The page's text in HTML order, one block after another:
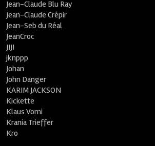
Jean-Claude Blu Ray
Jean-Claude Crépir
Jean-Seb du Réal
JeanCroc
JIJI
jknppp
Johan
John Danger
KARIM JACKSON
Kickette
Klaus Vomi
Krania Trieffer
Kro